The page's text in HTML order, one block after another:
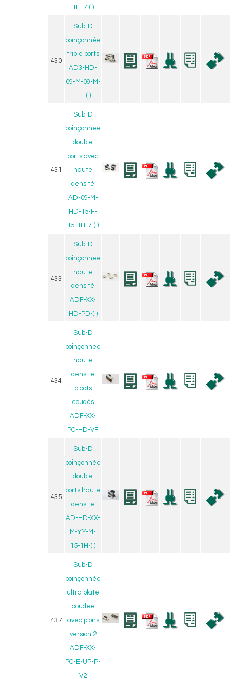
1H-7-( )
430
Sub-D
poinçonnée
triple ports
AD3-HD-
09-M-09-M-
1H-( )
431
Sub-D
poinçonnée
double
ports avec
haute
densité
AD-09-M-
HD-15-F-
15-1H-7-( )
433
Sub-D
poinçonnée
haute
densité
ADF-XX-
HD-PD-( )
434
Sub-D
poinçonnée
haute
densité
picots
coudés
ADF-XX-
PC-HD-VF
435
Sub-D
poinçonnée
double
ports haute
densité
AD-HD-XX-
M-YY-M-
15-1H-( )
437
Sub-D
poinçonnée
ultra plate
coudée
avec pions
version 2
ADF-XX-
PC-E-UP-P-
V2